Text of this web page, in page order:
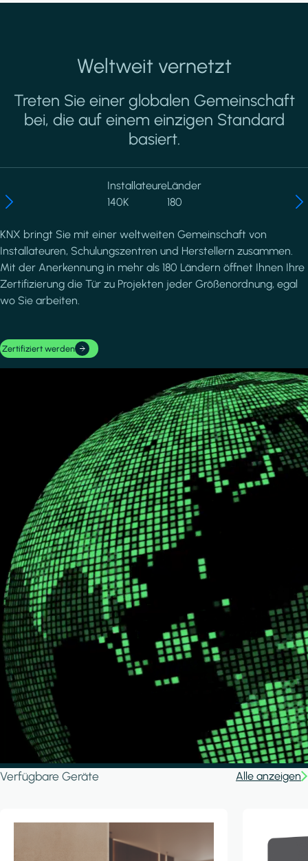
Weltweit vernetzt
Treten Sie einer globalen Gemeinschaft
bei, die auf einem einzigen Standard
basiert.
Installateure
140K
Länder
180
KNX bringt Sie mit einer weltweiten Gemeinschaft von
Installateuren, Schulungszentren und Herstellern zusammen.
Mit der Anerkennung in mehr als 180 Ländern öffnet Ihnen Ihre
Zertifizierung die Tür zu Projekten jeder Größenordnung, egal
wo Sie arbeiten.
Zertifiziert werden
Verfügbare Geräte Alle anzeigen